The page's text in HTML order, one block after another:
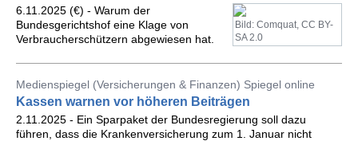
Bild: Comquat, CC BY-
SA 2.0
6.11.2025 (€) - Warum der
Bundesgerichtshof eine Klage von
Verbraucherschützern abgewiesen hat.
Medienspiegel (Versicherungen & Finanzen) Spiegel online
Kassen warnen vor höheren Beiträgen
2.11.2025 - Ein Sparpaket der Bundesregierung soll dazu
führen, dass die Krankenversicherung zum 1. Januar nicht